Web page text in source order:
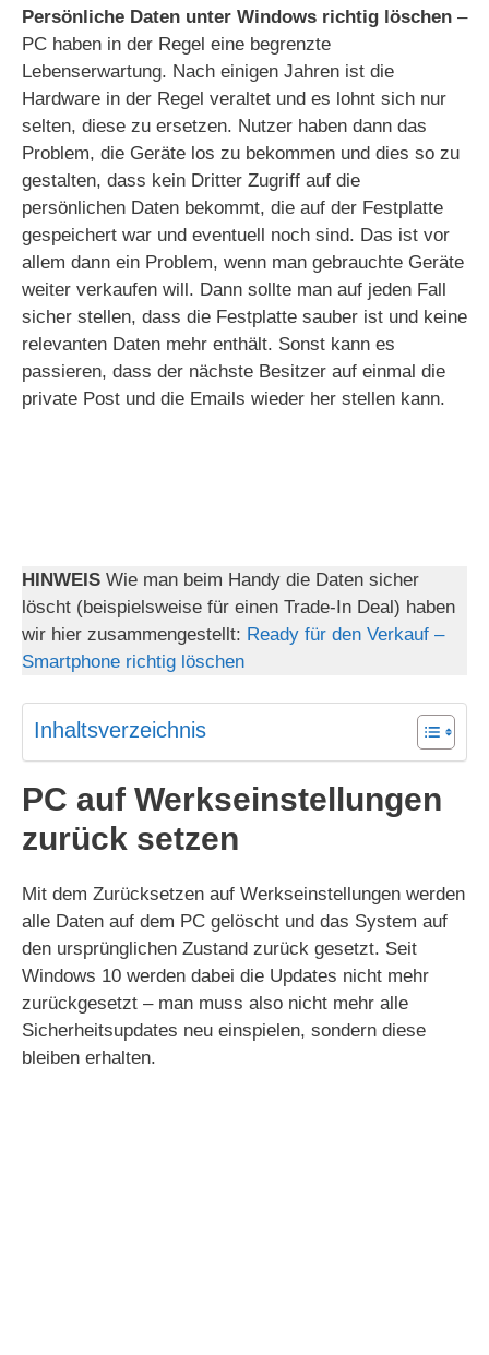
Persönliche Daten unter Windows richtig löschen –
PC haben in der Regel eine begrenzte
Lebenserwartung. Nach einigen Jahren ist die
Hardware in der Regel veraltet und es lohnt sich nur
selten, diese zu ersetzen. Nutzer haben dann das
Problem, die Geräte los zu bekommen und dies so zu
gestalten, dass kein Dritter Zugriff auf die
persönlichen Daten bekommt, die auf der Festplatte
gespeichert war und eventuell noch sind. Das ist vor
allem dann ein Problem, wenn man gebrauchte Geräte
weiter verkaufen will. Dann sollte man auf jeden Fall
sicher stellen, dass die Festplatte sauber ist und keine
relevanten Daten mehr enthält. Sonst kann es
passieren, dass der nächste Besitzer auf einmal die
private Post und die Emails wieder her stellen kann.
HINWEIS Wie man beim Handy die Daten sicher
löscht (beispielsweise für einen Trade-In Deal) haben
wir hier zusammengestellt: Ready für den Verkauf –
Smartphone richtig löschen
Inhaltsverzeichnis
PC auf Werkseinstellungen
zurück setzen
Mit dem Zurücksetzen auf Werkseinstellungen werden
alle Daten auf dem PC gelöscht und das System auf
den ursprünglichen Zustand zurück gesetzt. Seit
Windows 10 werden dabei die Updates nicht mehr
zurückgesetzt – man muss also nicht mehr alle
Sicherheitsupdates neu einspielen, sondern diese
bleiben erhalten.